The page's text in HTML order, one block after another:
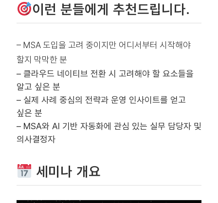
이런 분들에게 추천드립니다.
– MSA 도입을 고려 중이지만 어디서부터 시작해야
할지 막막한 분
– 클라우드 네이티브 전환 시 고려해야 할 요소들을
알고 싶은 분
– 실제 사례 중심의 전략과 운영 인사이트를 얻고
싶은 분
– MSA와 AI 기반 자동화에 관심 있는 실무 담당자 및
의사결정자
세미나 개요